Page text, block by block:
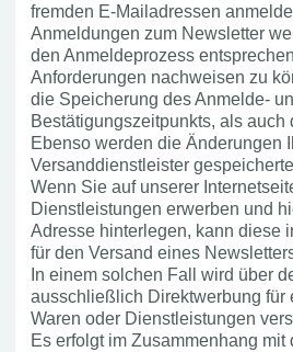
fremden E-Mailadressen
Anmeldungen zum Newsletter
den Anmeldeprozess
Anforderungen nachweisen zu
die Speicherung des Anmelde-
Bestätigungszeitpunkts, als auch
Ebenso werden die Änderungen
Versanddienstleister
Wenn Sie auf unserer
Dienstleistungen erwerben und
Adresse hinterlegen, kann diese
für den Versand eines
In einem solchen Fall wird über
ausschließlich Direktwerbung für
Waren oder Dienstleistungen
Es erfolgt im Zusammenhang mit